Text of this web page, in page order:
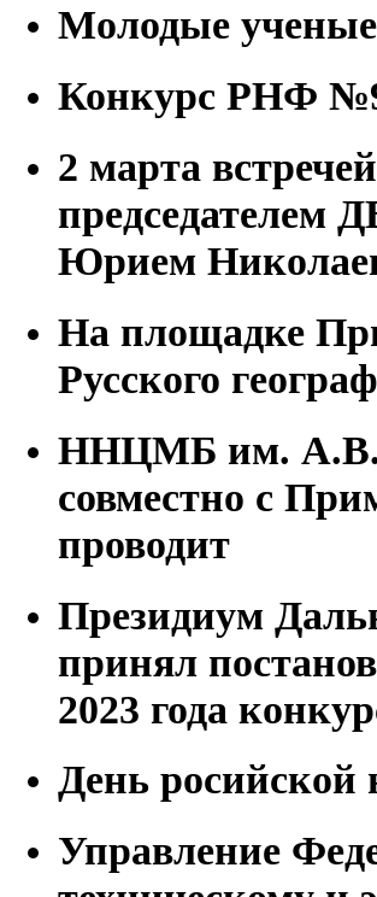
Молодые
Конкурс РНФ
2 марта
председателем
Юрием
На площадке
Русского
ННЦМБ им. А.В.
совместно с
проводит
Президиум
принял
2023 года
День росийской
Управление